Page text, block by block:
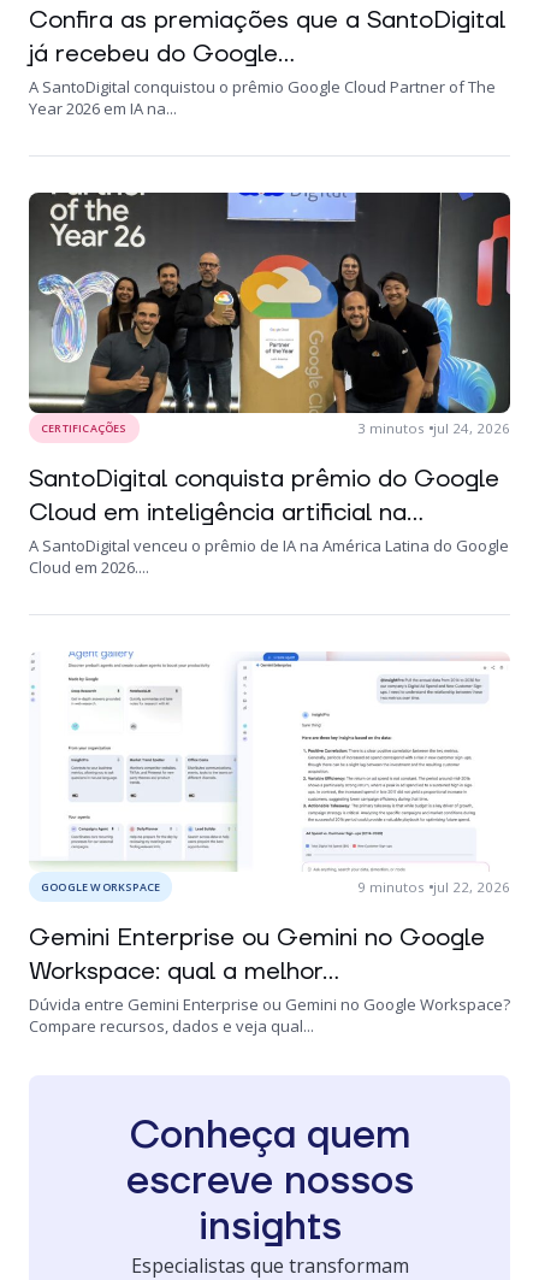
Confira as premiações que a SantoDigital
já recebeu do Google...
A SantoDigital conquistou o prêmio Google Cloud Partner of The
Year 2026 em IA na...
CERTIFICAÇÕES 3 minutos jul 24, 2026
SantoDigital conquista prêmio do Google
Cloud em inteligência artificial na...
A SantoDigital venceu o prêmio de IA na América Latina do Google
Cloud em 2026....
GOOGLE WORKSPACE 9 minutos jul 22, 2026
Gemini Enterprise ou Gemini no Google
Workspace: qual a melhor...
Dúvida entre Gemini Enterprise ou Gemini no Google Workspace?
Compare recursos, dados e veja qual...
Conheça quem
escreve nossos
insights
Especialistas que transformam